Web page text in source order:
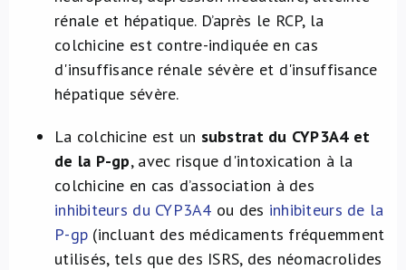
rénale et hépatique. D’après le RCP, la
colchicine est contre-indiquée en cas
d'insuffisance rénale sévère et d'insuffisance
hépatique sévère.
La colchicine est un substrat du CYP3A4 et
de la P-gp, avec risque d'intoxication à la
colchicine en cas d’association à des
inhibiteurs du CYP3A4 ou des inhibiteurs de la
P-gp (incluant des médicaments fréquemment
utilisés, tels que des ISRS, des néomacrolides